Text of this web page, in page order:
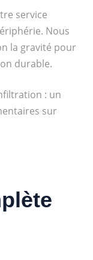
service
Nous
la gravité pour
durable.
: un
sur